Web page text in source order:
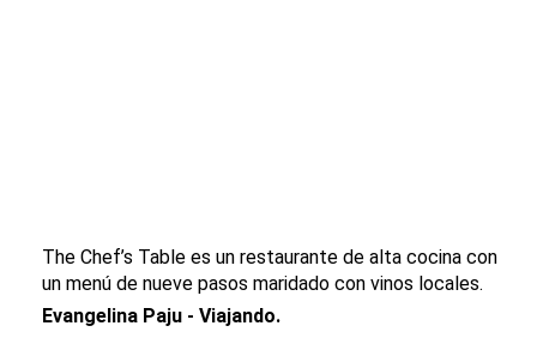
The Chef’s Table es un restaurante de alta cocina con
un menú de nueve pasos maridado con vinos locales.
Evangelina Paju - Viajando.